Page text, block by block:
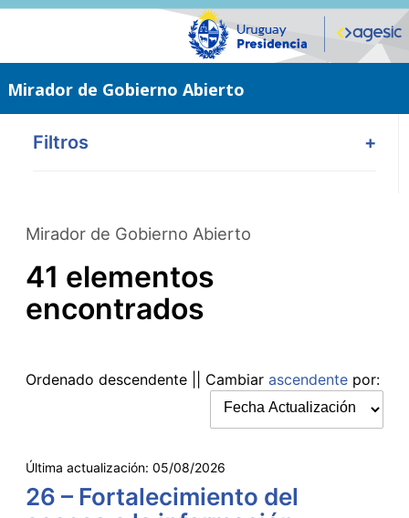
Saltar
Mirador de Gobierno Abierto
Filtros +
Mirador de Gobierno Abierto
41 elementos
encontrados
Ordenado descendente || Cambiar ascendente por:
Última actualización: 05/08/2026
26 – Fortalecimiento del